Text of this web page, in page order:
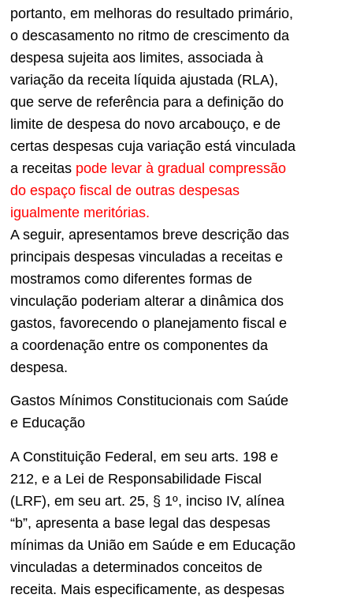
portanto, em melhoras do resultado primário,
o descasamento no ritmo de crescimento da
despesa sujeita aos limites, associada à
variação da receita líquida ajustada (RLA),
que serve de referência para a definição do
limite de despesa do novo arcabouço, e de
certas despesas cuja variação está vinculada
a receitas pode levar à gradual compressão
do espaço fiscal de outras despesas
igualmente meritórias.
A seguir, apresentamos breve descrição das
principais despesas vinculadas a receitas e
mostramos como diferentes formas de
vinculação poderiam alterar a dinâmica dos
gastos, favorecendo o planejamento fiscal e
a coordenação entre os componentes da
despesa.
Gastos Mínimos Constitucionais com Saúde
e Educação
A Constituição Federal, em seu arts. 198 e
212, e a Lei de Responsabilidade Fiscal
(LRF), em seu art. 25, § 1º, inciso IV, alínea
“b”, apresenta a base legal das despesas
mínimas da União em Saúde e em Educação
vinculadas a determinados conceitos de
receita. Mais especificamente, as despesas